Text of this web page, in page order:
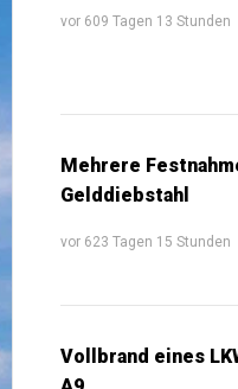
vor 609 Tagen 13 Stunden
Mehrere
Gelddiebstahl
vor 623 Tagen 15 Stunden
Vollbrand eines